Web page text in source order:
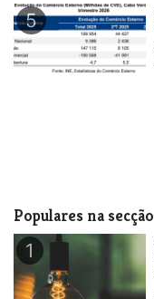
5
Populares na secção
1